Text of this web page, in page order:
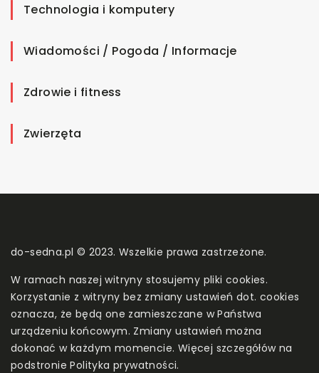
Technologia i komputery
Wiadomości / Pogoda / Informacje
Zdrowie i fitness
Zwierzęta
do-sedna.pl © 2023. Wszelkie prawa zastrzeżone.
W ramach naszej witryny stosujemy pliki cookies.
Korzystanie z witryny bez zmiany ustawień dot. cookies
oznacza, że będą one zamieszczane w Państwa
urządzeniu końcowym. Zmiany ustawień można
dokonać w każdym momencie. Więcej szczegółów na
podstroniePolityka prywatności.